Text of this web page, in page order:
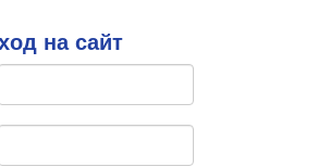
на сайт